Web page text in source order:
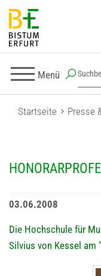
Menü
Startseite Presse
03.06.2008
Die Hochschule für
Silvius von Kessel am